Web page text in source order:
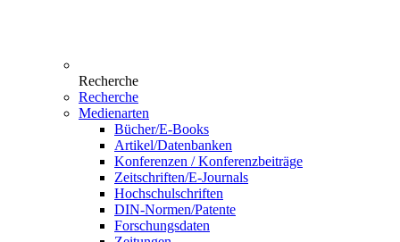
Recherche
Recherche
Medienarten
Bücher/E-Books
Artikel/Datenbanken
Konferenzen / Konferenzbeiträge
Zeitschriften/E-Journals
Hochschulschriften
DIN-Normen/Patente
Forschungsdaten